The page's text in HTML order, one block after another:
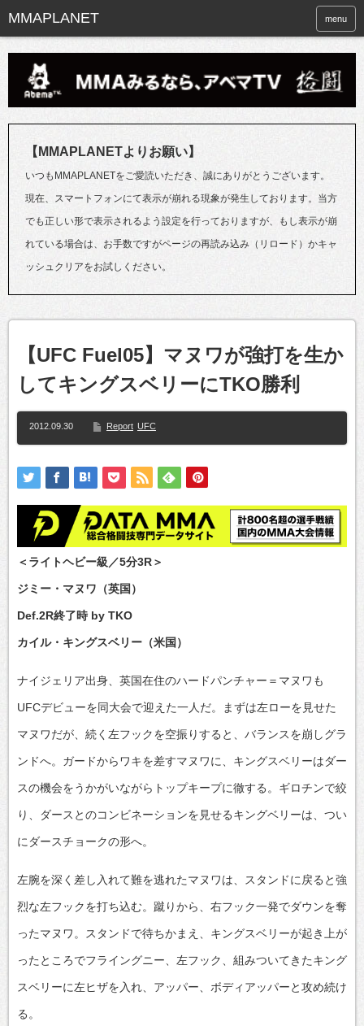
menu
【MMAPLANETよりお願い】
いつもMMAPLANETをご愛読いただき、誠にありがとうございます。
現在、スマートフォンにて表示が崩れる現象が発生しております。当方
でも正しい形で表示されるよう設定を行っておりますが、もし表示が崩
れている場合は、お手数ですがページの再読み込み（リロード）かキャ
ッシュクリアをお試しください。
【UFC Fuel05】マヌワが強打を生か
してキングスベリーにTKO勝利
2012.09.30 Report UFC
＜ライトヘビー級／5分3R＞
ジミー・マヌワ（英国）
Def.2R終了時 by TKO
カイル・キングスベリー（米国）
ナイジェリア出身、英国在住のハードパンチャー＝マヌワも
UFCデビューを同大会で迎えた一人だ。まずは左ローを見せた
マヌワだが、続く左フックを空振りすると、バランスを崩しグラ
ンドへ。ガードからワキを差すマヌワに、キングスベリーはダー
スの機会をうかがいながらトップキープに徹する。ギロチンで絞
り、ダースとのコンビネーションを見せるキングベリーは、つい
にダースチョークの形へ。
左腕を深く差し入れて難を逃れたマヌワは、スタンドに戻ると強
烈な左フックを打ち込む。蹴りから、右フック一発でダウンを奪
ったマヌワ。スタンドで待ちかまえ、キングスベリーが起き上が
ったところでフライングニー、左フック、組みついてきたキング
スベリーに左ヒザを入れ、アッパー、ボディアッパーと攻め続け
る。